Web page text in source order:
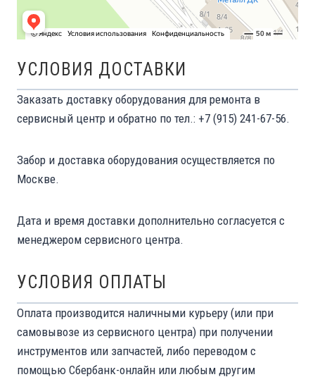
УСЛОВИЯ ДОСТАВКИ
Заказать доставку оборудования для ремонта в
сервисный центр и обратно по тел.: +7 (915) 241-67-56.
Забор и доставка оборудования осуществляется по
Москве.
Дата и время доставки дополнительно согласуется с
менеджером сервисного центра.
УСЛОВИЯ ОПЛАТЫ
Оплата производится наличными курьеру (или при
самовывозе из сервисного центра) при получении
инструментов или запчастей, либо переводом с
помощью Сбербанк-онлайн или любым другим